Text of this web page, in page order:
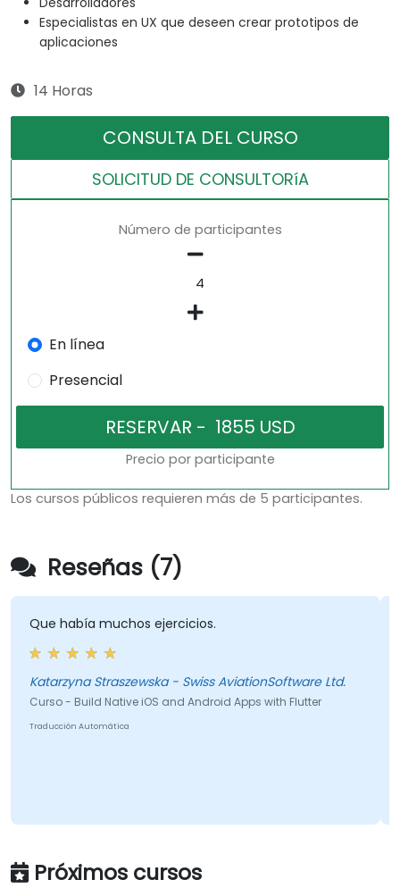
Especialistas en UX que deseen crear prototipos de
aplicaciones
14 Horas
CONSULTA DEL CURSO
SOLICITUD DE CONSULTORíA
Número de participantes
En línea
Presencial
Precio por participante
Los cursos públicos requieren más de 5 participantes.
Reseñas (7)
Que había muchos ejercicios.
Katarzyna Straszewska - Swiss AviationSoftware Ltd.
Curso - Build Native iOS and Android Apps with Flutter
Traducción Automática
Próximos cursos